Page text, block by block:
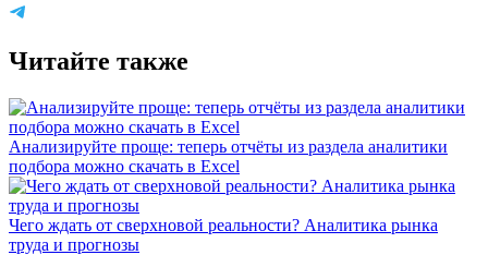
Читайте также
Анализируйте проще: теперь отчёты из раздела аналитики
подбора можно скачать в Excel
Чего ждать от сверхновой реальности? Аналитика рынка
труда и прогнозы